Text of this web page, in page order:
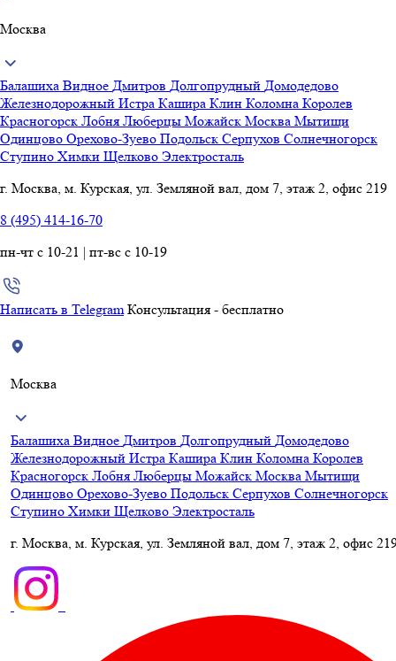
Москва
Балашиха Видное Дмитров Долгопрудный Домодедово
Железнодорожный Истра Кашира Клин Коломна Королев
Красногорск Лобня Люберцы Можайск Москва Мытищи
Одинцово Орехово-Зуево Подольск Серпухов Солнечногорск
Ступино Химки Щелково Электросталь
г. Москва, м. Курская, ул. Земляной вал, дом 7, этаж 2, офис 219
8 (495) 414-16-70
пн-чт с 10-21 | пт-вс с 10-19
Написать в Telegram Консультация - бесплатно
Москва
Балашиха Видное Дмитров Долгопрудный Домодедово
Железнодорожный Истра Кашира Клин Коломна Королев
Красногорск Лобня Люберцы Можайск Москва Мытищи
Одинцово Орехово-Зуево Подольск Серпухов Солнечногорск
Ступино Химки Щелково Электросталь
г. Москва, м. Курская, ул. Земляной вал, дом 7, этаж 2, офис